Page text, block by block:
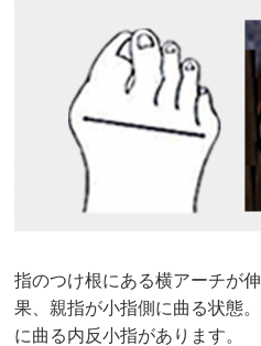
指のつけ根にある横アーチが
果、親指が小指側に曲る状態
に曲る内反小指があります。